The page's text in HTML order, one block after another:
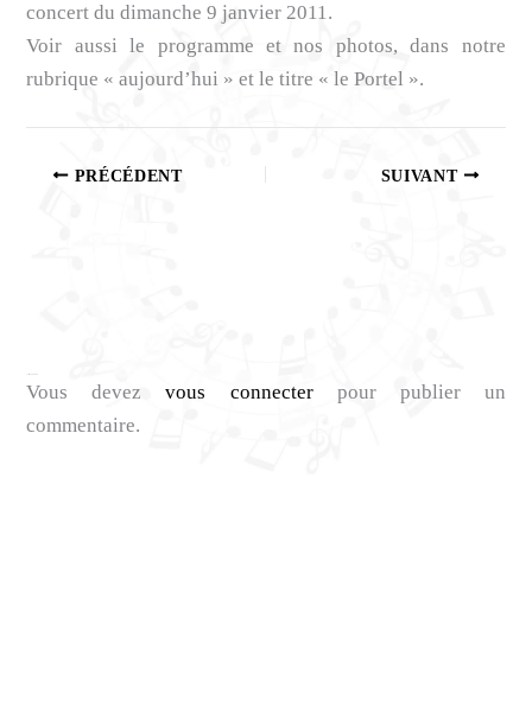
concert du dimanche 9 janvier 2011.
Voir aussi le programme et nos photos, dans notre
rubrique « aujourd’hui » et le titre « le Portel ».
PRÉCÉDENT SUIVANT
Vous devezvous connecterpour publier un
commentaire.